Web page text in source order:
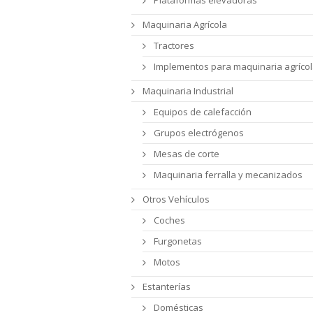
Maquinaria Agrícola
Tractores
Implementos para maquinaria
Maquinaria Industrial
Equipos de calefacción
Grupos electrógenos
Mesas de corte
Maquinaria ferralla y mecanizados
Otros Vehículos
Coches
Furgonetas
Motos
Estanterías
Domésticas